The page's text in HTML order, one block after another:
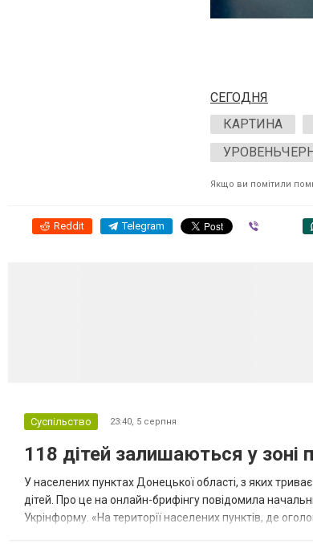
СЕГОДНЯ
КАРТИНА
Якщо ви помітили
Reddit Telegram
Суспільство 23:40, 5 серпня
118 дітей залишаються у зоні
У населених пунктах Донецької області, з яких
дітей. Про це на онлайн-брифінгу повідомила
Укрінформу. «На території населених пунктів, де